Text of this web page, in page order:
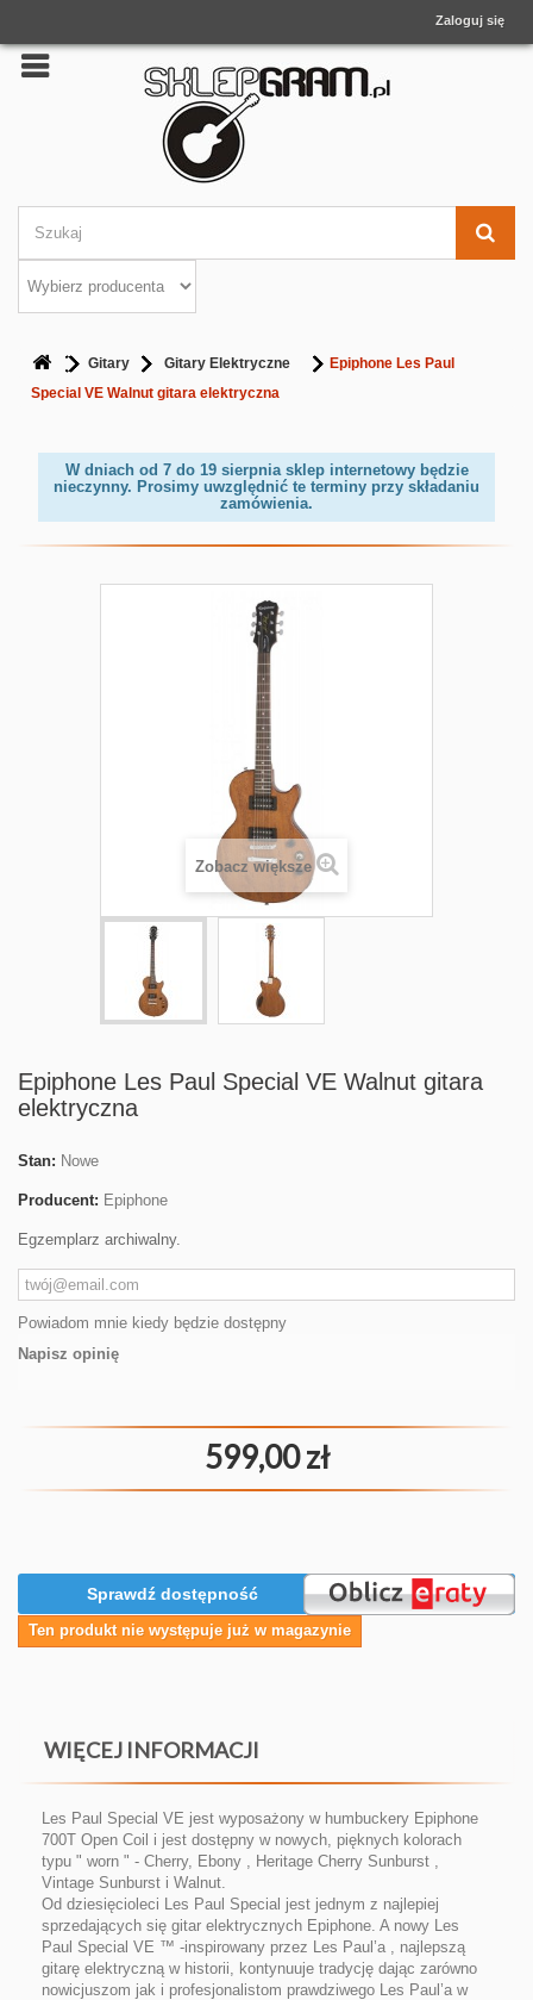
Zaloguj się
Gitary Gitary Elektryczne
Epiphone Les Paul
Special VE Walnut gitara elektryczna
W dniach od 7 do 19 sierpnia sklep internetowy będzie
nieczynny. Prosimy uwzględnić te terminy przy składaniu
zamówienia.
Zobacz większe
Epiphone Les Paul Special VE Walnut gitara
elektryczna
Stan: Nowe
Producent: Epiphone
Egzemplarz archiwalny.
Powiadom mnie kiedy będzie dostępny
Napisz opinię
599,00 zł
Sprawdź dostępność
Ten produkt nie występuje już w magazynie
WIĘCEJ INFORMACJI
Les Paul Special VE jest wyposażony w humbuckery Epiphone
700T Open Coil i jest dostępny w nowych, pięknych kolorach
typu " worn " - Cherry, Ebony , Heritage Cherry Sunburst ,
Vintage Sunburst i Walnut.
Od dziesięcioleci Les Paul Special jest jednym z najlepiej
sprzedających się gitar elektrycznych Epiphone. A nowy Les
Paul Special VE ™ -inspirowany przez Les Paul’a , najlepszą
gitarę elektryczną w historii, kontynuuje tradycję dając zarówno
nowicjuszom jak i profesjonalistom prawdziwego Les Paul’a w